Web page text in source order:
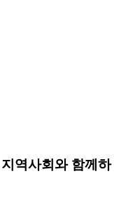
역사회와 함께하